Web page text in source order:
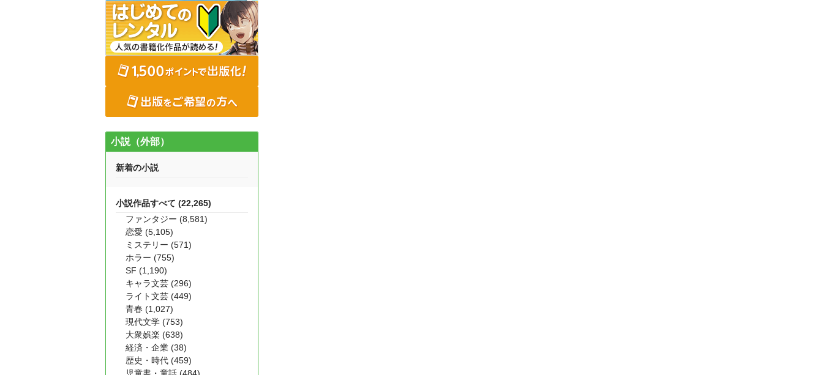
小説（外部）
新着の小説
小説作品すべて (22,265)
ファンタジー (8,581)
恋愛 (5,105)
ミステリー (571)
ホラー (755)
SF (1,190)
キャラ文芸 (296)
ライト文芸 (449)
青春 (1,027)
現代文学 (753)
大衆娯楽 (638)
経済・企業 (38)
歴史・時代 (459)